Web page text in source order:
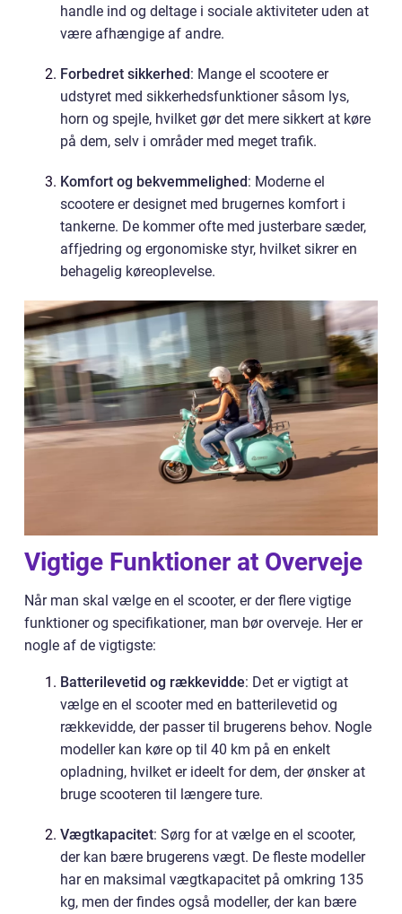
handle ind og deltage i sociale aktiviteter uden at
være afhængige af andre.
Forbedret sikkerhed: Mange el scootere er
udstyret med sikkerhedsfunktioner såsom lys,
horn og spejle, hvilket gør det mere sikkert at køre
på dem, selv i områder med meget trafik.
Komfort og bekvemmelighed: Moderne el
scootere er designet med brugernes komfort i
tankerne. De kommer ofte med justerbare sæder,
affjedring og ergonomiske styr, hvilket sikrer en
behagelig køreoplevelse.
Vigtige Funktioner at Overveje
Når man skal vælge en el scooter, er der flere vigtige
funktioner og specifikationer, man bør overveje. Her er
nogle af de vigtigste:
Batterilevetid og rækkevidde: Det er vigtigt at
vælge en el scooter med en batterilevetid og
rækkevidde, der passer til brugerens behov. Nogle
modeller kan køre op til 40 km på en enkelt
opladning, hvilket er ideelt for dem, der ønsker at
bruge scooteren til længere ture.
Vægtkapacitet: Sørg for at vælge en el scooter,
der kan bære brugerens vægt. De fleste modeller
har en maksimal vægtkapacitet på omkring 135
kg, men der findes også modeller, der kan bære